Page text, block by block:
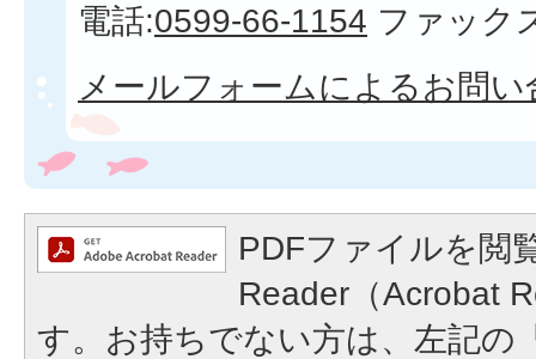
電話:0599-66-1154 ファック
メールフォームによるお問い
PDFファイルを閲
Reader（Acrobat
す。お持ちでない方は、左記の